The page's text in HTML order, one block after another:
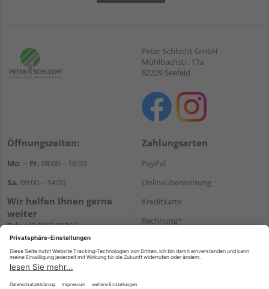
Peter Schlecht GmbH
Mühlbachstr. 17a
82229 Seefeld
Öffnungszeiten:
Mo. – Fr. 08:00 – 18:00
Sa. 09:00 – 14:00
Wir helfen Ihnen gerne
weiter
Tel.:+49 8152 99266
E-Mail:shop@schlecht.de
Zahlungsarten
PayPal
Onlineüberweisung
Kreditkarte
Rechnung*
Versand